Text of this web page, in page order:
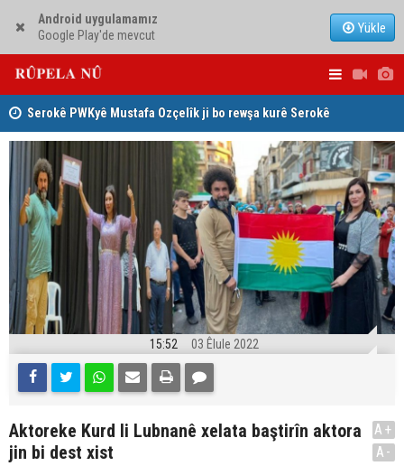
Android uygulamamız
Google Play'de mevcut
Yükle
Serokê PWKyê Mustafa Ozçelîk ji bo rewşa kurê Serokê
PAKê Husên Yezdanpena li gel wî axivî
15:52 03 Êlule 2022
Aktoreke Kurd li Lubnanê xelata baştirîn aktora
jin bi dest xist
A+
A-